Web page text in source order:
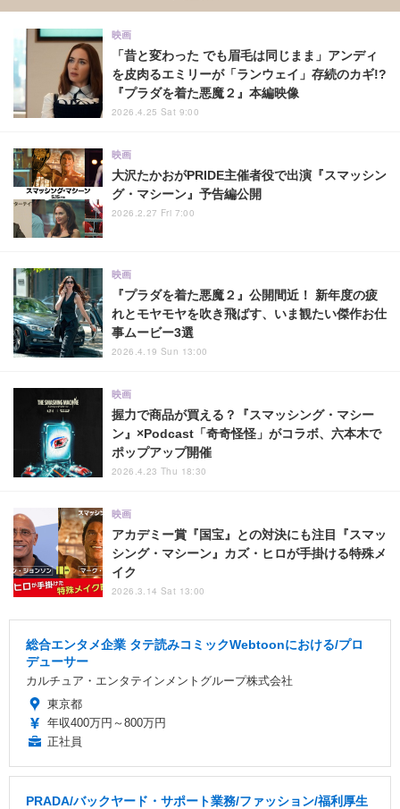
「昔と変わった でも眉毛は同じまま」アンディ
を皮肉るエミリーが「ランウェイ」存続のカギ!?
『プラダを着た悪魔２』本編映像
映画
2026.4.25 Sat 9:00
大沢たかおがPRIDE主催者役で出演『スマッシン
グ・マシーン』予告編公開
映画
2026.2.27 Fri 7:00
『プラダを着た悪魔２』公開間近！ 新年度の疲
れとモヤモヤを吹き飛ばす、いま観たい傑作お仕
事ムービー3選
映画
2026.4.19 Sun 13:00
握力で商品が買える？『スマッシング・マシー
ン』×Podcast「奇奇怪怪」がコラボ、六本木で
ポップアップ開催
映画
2026.4.23 Thu 18:30
アカデミー賞『国宝』との対決にも注目『スマッ
シング・マシーン』カズ・ヒロが手掛ける特殊メ
イク
映画
2026.3.14 Sat 13:00
総合エンタメ企業 タテ読みコミックWebtoonにおける/プロ
デューサー
カルチュア・エンタテインメントグループ株式会社
東京都
年収400万円～800万円
正社員
PRADA/バックヤード・サポート業務/ファッション/福利厚生